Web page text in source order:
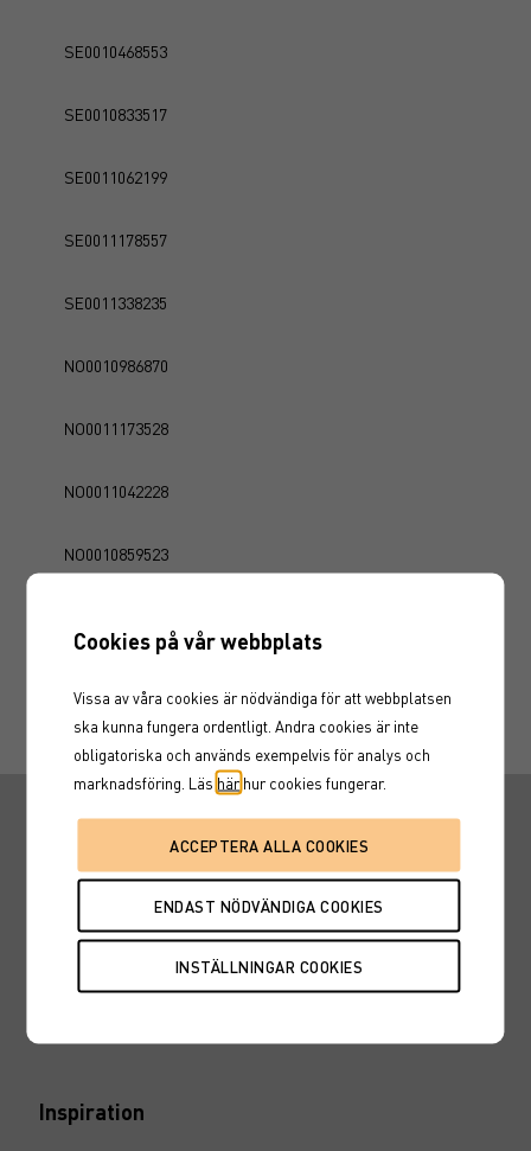
SE0010468553
SE0010833517
SE0011062199
SE0011178557
SE0011338235
NO0010986870
NO0011173528
NO0011042228
NO0010859523
Snabbvägar
Hitta en rådgivare
Marknadskurser
Nyheter
Inspiration
Cookies på vår webbplats
Vissa av våra cookies är nödvändiga för att webbplatsen
ska kunna fungera ordentligt. Andra cookies är inte
obligatoriska och används exempelvis för analys och
marknadsföring. Läs här hur cookies fungerar.